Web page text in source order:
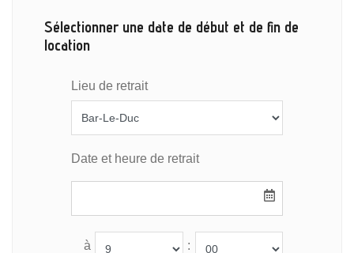
Sélectionner une date de début et de fin de
location
Lieu de retrait
Date et heure de retrait
à :